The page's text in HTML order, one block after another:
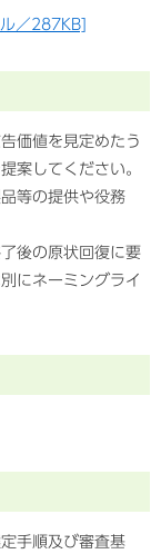
／287KB]
価値を見定めたう
案してください。
等の提供や役務
後の原状回復に要
にネーミングライ
手順及び審査基